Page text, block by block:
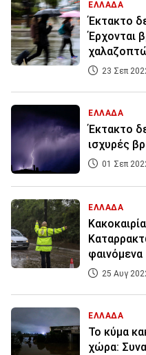
ΕΛΛΑΔΑ
Έκτακτο
Έρχονται
23 Σεπ
ΕΛΛΑΔΑ
Έκτακτο
ισχυρές
01 Σεπ
ΕΛΛΑΔΑ
φαινόμενα
25 Αυγ
ΕΛΛΑΔΑ
Το κύμα
χώρα: